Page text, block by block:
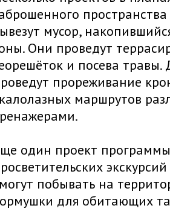
мусор,
Они проведут
и посева
прореживание
маршрутов
один проект
побывать на
для обитающих